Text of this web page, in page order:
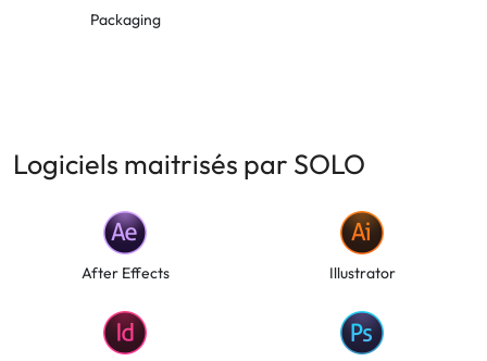
Packaging
Logiciels maitrisés par SOLO
After Effects Illustrator